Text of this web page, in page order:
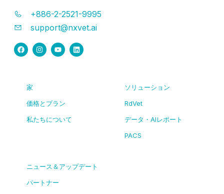
+886-2-2521-9995
support@nxvet.ai
家
価格とプラン
私たちについて
ソリューション
RdVet
データ・AIレポート
PACS
ニュース＆アップデート
パートナー